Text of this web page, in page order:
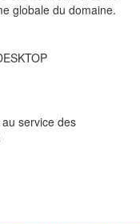
globale du domaine.
service des